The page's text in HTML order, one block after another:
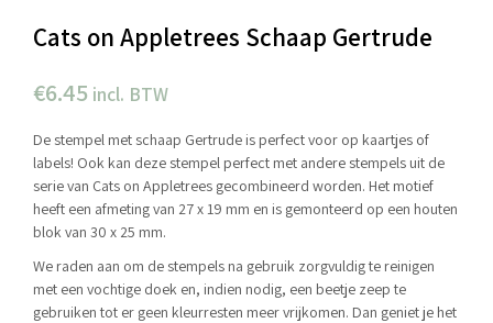
Cats on Appletrees Schaap Gertrude
€6.45 incl. BTW
De stempel met schaap Gertrude is perfect voor op kaartjes of
labels! Ook kan deze stempel perfect met andere stempels uit de
serie van Cats on Appletrees gecombineerd worden. Het motief
heeft een afmeting van 27 x 19 mm en is gemonteerd op een houten
blok van 30 x 25 mm.
We raden aan om de stempels na gebruik zorgvuldig te reinigen
met een vochtige doek en, indien nodig, een beetje zeep te
gebruiken tot er geen kleurresten meer vrijkomen. Dan geniet je het